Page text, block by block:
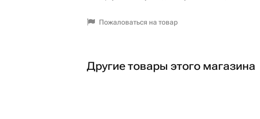
Пожаловаться на товар
Другие товары этого магазина